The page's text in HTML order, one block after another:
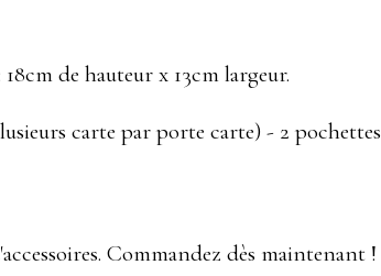
de hauteur x 13cm largeur.
carte par porte carte) - 2
Commandez dès maintenant !